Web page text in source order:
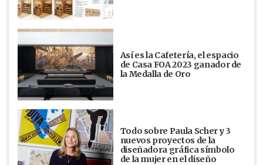
Así es la Cafetería, el espacio
de Casa FOA 2023 ganador de
la Medalla de Oro
Todo sobre Paula Scher y 3
nuevos proyectos de la
diseñadora gráfica símbolo
de la mujer en el diseño